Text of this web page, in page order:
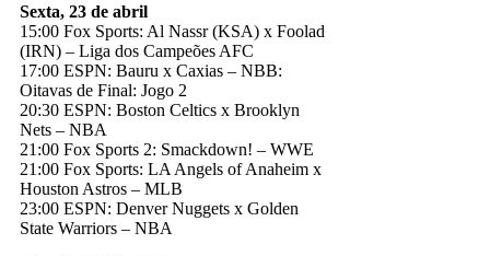
Sexta, 23 de abril
15:00 Fox Sports: Al Nassr (KSA) x Foolad
(IRN) – Liga dos Campeões AFC
17:00 ESPN: Bauru x Caxias – NBB:
Oitavas de Final: Jogo 2
20:30 ESPN: Boston Celtics x Brooklyn
Nets – NBA
21:00 Fox Sports 2: Smackdown! – WWE
21:00 Fox Sports: LA Angels of Anaheim x
Houston Astros – MLB
23:00 ESPN: Denver Nuggets x Golden
State Warriors – NBA